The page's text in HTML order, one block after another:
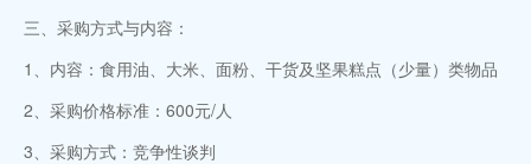
三、采购方式与内容：
1、内容：食用油、大米、面粉、干货及坚果糕点（少量）类物品
2、采购价格标准：600元/人
3、采购方式：竞争性谈判